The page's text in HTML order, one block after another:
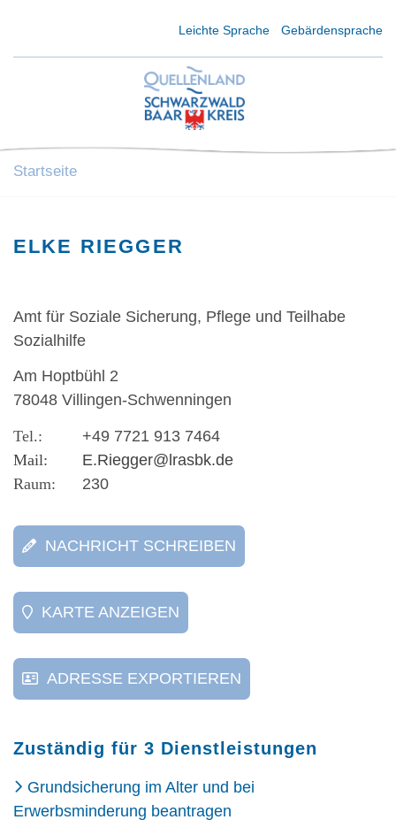
Leichte Sprache Gebärdensprache
Startseite
ELKE RIEGGER
Amt für Soziale Sicherung, Pflege und Teilhabe
Sozialhilfe
Am Hoptbühl 2
78048 Villingen-Schwenningen
+49 7721 913 7464
E.Riegger@lrasbk.de
230
NACHRICHT SCHREIBEN
KARTE ANZEIGEN
ADRESSE EXPORTIEREN
Zuständig für 3 Dienstleistungen
Grundsicherung im Alter und bei
Erwerbsminderung beantragen